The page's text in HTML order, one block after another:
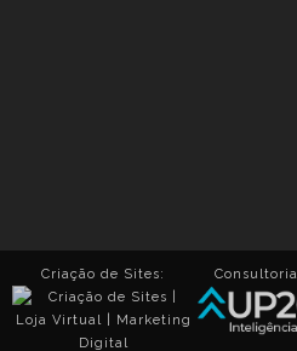
Criação de Sites: